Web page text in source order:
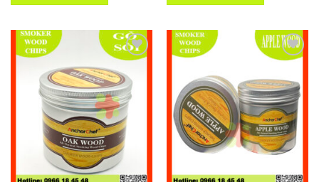
Add to
wishlist
Add to
wishlist